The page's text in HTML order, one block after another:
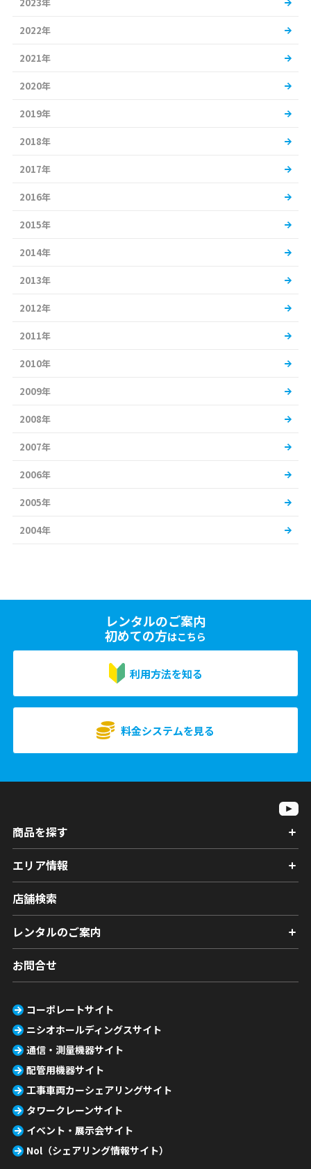
2022年
2021年
2020年
2019年
2018年
2017年
2016年
2015年
2014年
2013年
2012年
2011年
2010年
2009年
2008年
2007年
2006年
2005年
2004年
レンタルのご案内
初めての方はこちら
利用方法を知る
料金システムを見る
商品を探す
エリア情報
店舗検索
レンタルのご案内
お問合せ
コーポレートサイト
ニシオホールディングスサイト
通信・測量機器サイト
配管用機器サイト
工事車両カーシェアリングサイト
タワークレーンサイト
イベント・展示会サイト
Nol（シェアリング情報サイト）